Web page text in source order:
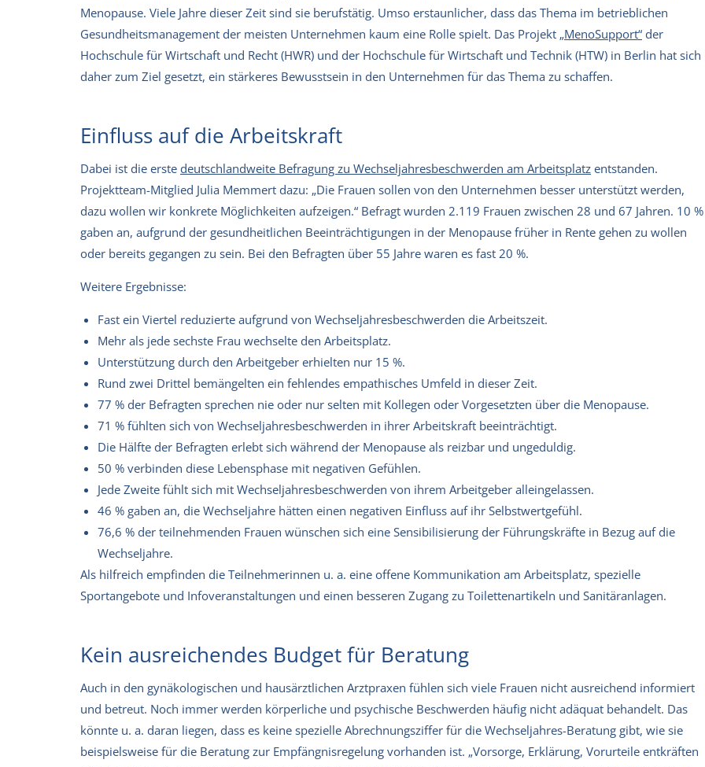
Menopause. Viele Jahre dieser Zeit sind sie berufstätig. Umso erstaunlicher, dass das Thema im betrieblichen
Gesundheitsmanagement der meisten Unternehmen kaum eine Rolle spielt. Das Projekt „MenoSupport“ der
Hochschule für Wirtschaft und Recht (HWR) und der Hochschule für Wirtschaft und Technik (HTW) in Berlin hat sich
daher zum Ziel gesetzt, ein stärkeres Bewusstsein in den Unternehmen für das Thema zu schaffen.
Einfluss auf die Arbeitskraft
Dabei ist die erste deutschlandweite Befragung zu Wechseljahresbeschwerden am Arbeitsplatz entstanden.
Projektteam-Mitglied Julia Memmert dazu: „Die Frauen sollen von den Unternehmen besser unterstützt werden,
dazu wollen wir konkrete Möglichkeiten aufzeigen.“ Befragt wurden 2.119 Frauen zwischen 28 und 67 Jahren. 10 %
gaben an, aufgrund der gesundheitlichen Beeinträchtigungen in der Menopause früher in Rente gehen zu wollen
oder bereits gegangen zu sein. Bei den Befragten über 55 Jahre waren es fast 20 %.
Weitere Ergebnisse:
Fast ein Viertel reduzierte aufgrund von Wechseljahresbeschwerden die Arbeitszeit.
Mehr als jede sechste Frau wechselte den Arbeitsplatz.
Unterstützung durch den Arbeitgeber erhielten nur 15 %.
Rund zwei Drittel bemängelten ein fehlendes empathisches Umfeld in dieser Zeit.
77 % der Befragten sprechen nie oder nur selten mit Kollegen oder Vorgesetzten über die Menopause.
71 % fühlten sich von Wechseljahresbeschwerden in ihrer Arbeitskraft beeinträchtigt.
Die Hälfte der Befragten erlebt sich während der Menopause als reizbar und ungeduldig.
50 % verbinden diese Lebensphase mit negativen Gefühlen.
Jede Zweite fühlt sich mit Wechseljahresbeschwerden von ihrem Arbeitgeber alleingelassen.
46 % gaben an, die Wechseljahre hätten einen negativen Einfluss auf ihr Selbstwertgefühl.
76,6 % der teilnehmenden Frauen wünschen sich eine Sensibilisierung der Führungskräfte in Bezug auf die
Wechseljahre.
Als hilfreich empfinden die Teilnehmerinnen u. a. eine offene Kommunikation am Arbeitsplatz, spezielle
Sportangebote und Infoveranstaltungen und einen besseren Zugang zu Toilettenartikeln und Sanitäranlagen.
Kein ausreichendes Budget für Beratung
Auch in den gynäkologischen und hausärztlichen Arztpraxen fühlen sich viele Frauen nicht ausreichend informiert
und betreut. Noch immer werden körperliche und psychische Beschwerden häufig nicht adäquat behandelt. Das
könnte u. a. daran liegen, dass es keine spezielle Abrechnungsziffer für die Wechseljahres-Beratung gibt, wie sie
beispielsweise für die Beratung zur Empfängnisregelung vorhanden ist. „Vorsorge, Erklärung, Vorurteile entkräften